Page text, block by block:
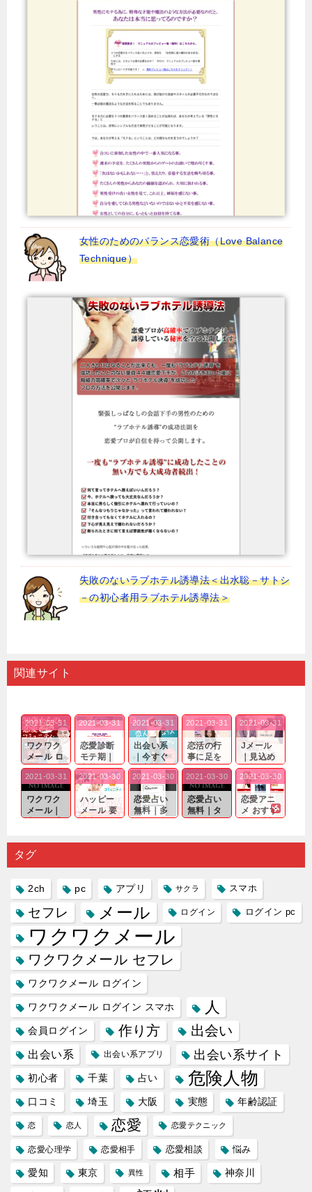
女性のためのバランス恋愛術（Love Balance
Technique）
失敗のないラブホテル誘導法＜出水聡－サトシ
－の初心者用ラブホテル誘導法＞
関連サイト
ワクワク
メール ロ
グイン pc
｜心の底
から真
剣...
2021-03-31
恋愛診断
モテ期｜
老若男女
問わ
ず…。
2021-03-31
出会い系
｜今すぐ
仲良くな
れる相手
探しをし
たいと...
2021-03-31
恋活の行
事に足を
運んでも
出会いの
チャンス
が訪れ...
2021-03-31
Jメール
｜見込め
る効果が
確実なも
のであっ
ても…...
2021-03-31
ワクワク
メール｜
り会った
人に軽...
2021-03-31
ハッピー
メール 要
するので
2021-03-30
恋愛占い
無料｜多
プリの内
2021-03-30
恋愛占い
無料｜タ
る人に恋
2021-03-30
恋愛アニ
メ おすす
雑で素人
2021-03-30
タグ
2ch pc アプリ サクラ スマホ
セフレ メール ログイン ログイン pc
ワクワクメール
ワクワクメール セフレ
ワクワクメール ログイン
ワクワクメール ログイン スマホ 人
会員ログイン 作り方 出会い
出会い系 出会い系アプリ 出会い系サイト
初心者 千葉 占い 危険人物
口コミ 埼玉 大阪 実態 年齢認証
恋 恋人 恋愛 恋愛テクニック
恋愛心理学 恋愛相手 恋愛相談 悩み
愛知 東京 異性 相手 神奈川